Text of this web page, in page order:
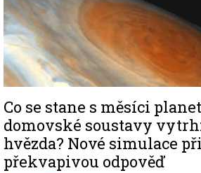
Co se stane s měsíci
domovské soustavy
hvězda? Nové simulace
překvapivou odpověď